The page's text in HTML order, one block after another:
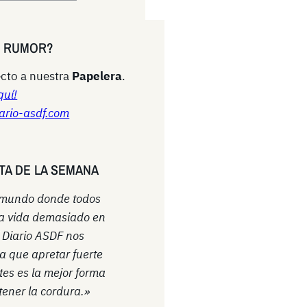
RUMOR?
a nuestra Papelera.
asdf.com
DE LA SEMANA
mundo donde todos
vida demasiado en
ASDF nos
que apretar fuerte
es la mejor forma
la cordura.»